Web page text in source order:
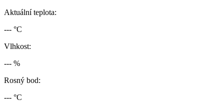
Aktuální teplota:
--- °C
Vlhkost:
--- %
Rosný bod:
--- °C